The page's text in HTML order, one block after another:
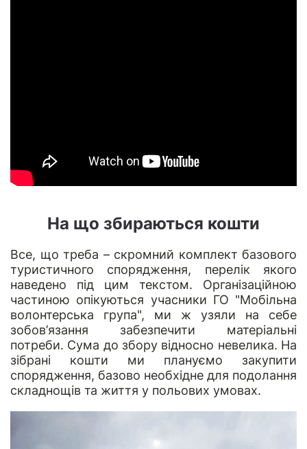
На що збираються кошти
Все, що треба – скромний комплект базового
туристичного спорядження, перелік якого
наведено під цим текстом. Організаційною
частиною опікуються учасники ГО "Мобільна
волонтерська група", ми ж узяли на себе
зобов’язання забезпечити матеріальні
потреби. Сума до збору відносно невелика. На
зібрані кошти ми плануємо закупити
спорядження, базово необхідне для подолання
складнощів та життя у польових умовах.